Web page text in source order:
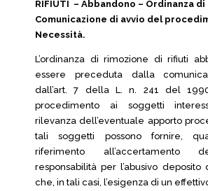
RIFIUTI – Abbandono – Ordinanza
Comunicazione di avvio del
Necessità.
L’ordinanza di rimozione di rifiuti
essere preceduta dalla
dall’art. 7 della L. n. 241 del
procedimento ai soggetti
rilevanza dell’eventuale apporto
tali soggetti possono fornire,
riferimento all’accertamento
responsabilità per l’abusivo deposito
che, in tali casi, l’esigenza di un